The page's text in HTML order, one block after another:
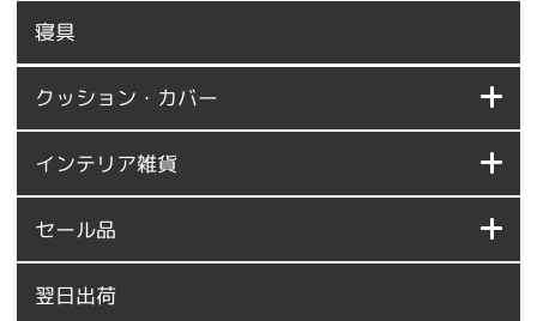
寝具
クッション・カバー
インテリア雑貨
セール品
翌日出荷